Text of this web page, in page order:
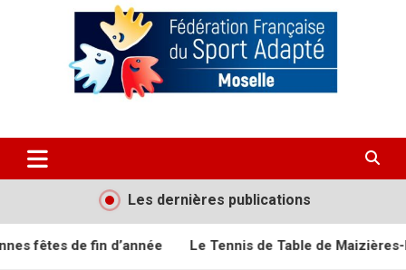
Comité Départemental de Sport
Adapté de Moselle 57
Les dernières publications
d’année Le Tennis de Table de Maizières-Lès-Metz